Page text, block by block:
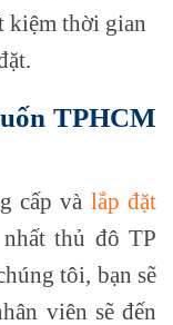
kiệm thời gian
TPHCM
cấp và lắp đặt
thủ đô TP
tôi, bạn sẽ
viên sẽ đến